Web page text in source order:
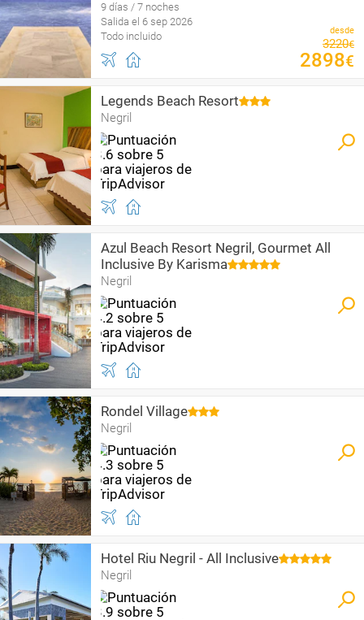
9 días / 7 noches
Salida el 6 sep 2026
Todo incluido
desde
3220€
2898€
Legends Beach Resort
Negril
Azul Beach Resort Negril, Gourmet All
Inclusive By Karisma
Negril
Rondel Village
Negril
Hotel Riu Negril - All Inclusive
Negril